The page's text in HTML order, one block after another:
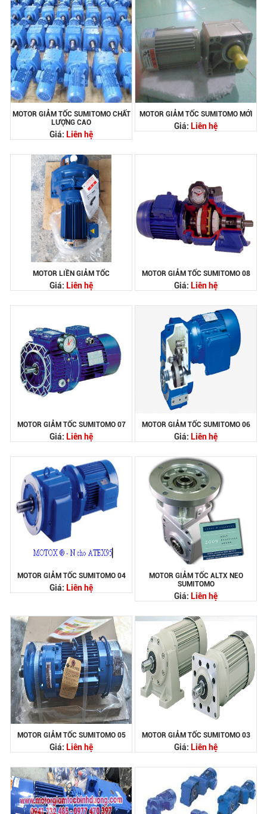
MOTOR GIẢM TỐC SUMITOMO CHẤT
LƯỢNG CAO
Giá: Liên hệ
MOTOR GIẢM TỐC SUMITOMO MỚI
Giá: Liên hệ
MOTOR LIỀN GIẢM TỐC
Giá: Liên hệ
MOTOR GIẢM TỐC SUMITOMO 08
Giá: Liên hệ
MOTOR GIẢM TỐC SUMITOMO 07
Giá: Liên hệ
MOTOR GIẢM TỐC SUMITOMO 06
Giá: Liên hệ
MOTOR GIẢM TỐC SUMITOMO 04
Giá: Liên hệ
MOTOR GIẢM TỐC ALTX NEO
SUMITOMO
Giá: Liên hệ
MOTOR GIẢM TỐC SUMITOMO 05
Giá: Liên hệ
MOTOR GIẢM TỐC SUMITOMO 03
Giá: Liên hệ